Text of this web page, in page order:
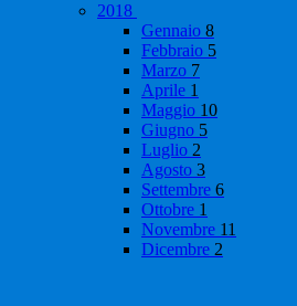
2018
Gennaio 8
Febbraio 5
Marzo 7
Aprile 1
Maggio 10
Giugno 5
Luglio 2
Agosto 3
Settembre 6
Ottobre 1
Novembre 11
Dicembre 2